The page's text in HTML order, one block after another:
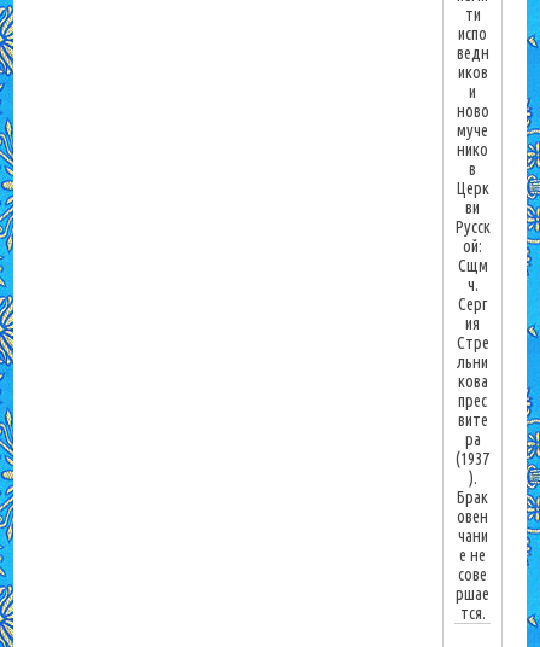
ти
испо
ведн
иков
и
ново
муче
нико
в
Церк
ви
Русск
ой:
Сщм
ч.
Серг
ия
Стре
льни
кова
прес
вите
ра
(1937
).
Брак
овен
чани
е не
сове
ршае
тся.